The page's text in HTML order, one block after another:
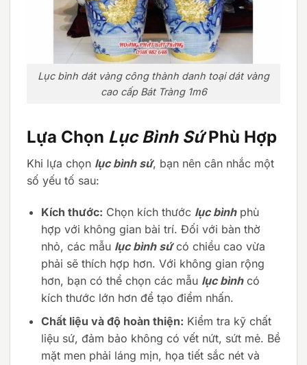
Lục bình dát vàng công thành danh toại dát vàng
cao cấp Bát Tràng 1m6
Lựa Chọn Lục Bình SứPhù Hợp
Khi lựa chọn lục bình sứ, bạn nên cân nhắc một
số yếu tố sau:
Kích thước: Chọn kích thước lục bìnhphù
hợp với không gian bài trí. Đối với bàn thờ
nhỏ, các mẫu lục bình sứcó chiều cao vừa
phải sẽ thích hợp hơn. Với không gian rộng
hơn, bạn có thể chọn các mẫu lục bìnhcó
kích thước lớn hơn để tạo điểm nhấn.
Chất liệu và độ hoàn thiện: Kiểm tra kỹ chất
liệu sứ, đảm bảo không có vết nứt, sứt mẻ. Bề
mặt men phải láng mịn, họa tiết sắc nét và